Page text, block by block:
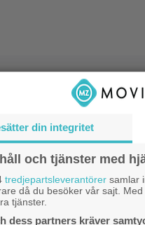
att bli omtyckt av alla.
feelgood har
så att göra en
såväl gammal som
ambition.
vill ha välskrivna
din integritet
och tjänster med
tredjepartsleverantörer samlar
då du besöker vår sajt.
tjänster.
dess partners kräver